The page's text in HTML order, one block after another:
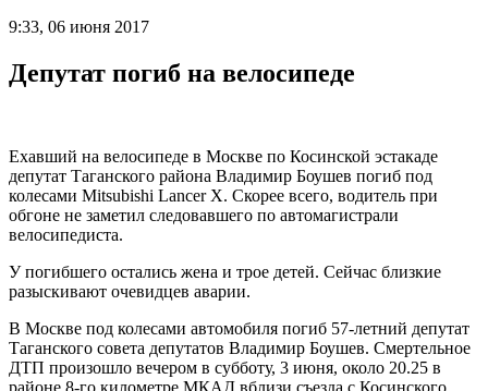
9:33, 06 июня 2017
Депутат погиб на велосипеде
Ехавший на велосипеде в Москве по Косинской эстакаде
депутат Таганского района Владимир Боушев погиб под
колесами Mitsubishi Lancer X. Скорее всего, водитель при
обгоне не заметил следовавшего по автомагистрали
велосипедиста.
У погибшего остались жена и трое детей. Сейчас близкие
разыскивают очевидцев аварии.
В Москве под колесами автомобиля погиб 57-летний депутат
Таганского совета депутатов Владимир Боушев. Смертельное
ДТП произошло вечером в субботу, 3 июня, около 20.25 в
районе 8-го километре МКАД вблизи съезда с Косинского